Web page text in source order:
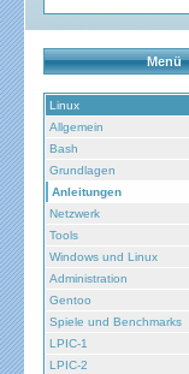
Menü
Linux
Allgemein
Bash
Grundlagen
Anleitungen
Netzwerk
Tools
Windows und Linux
Administration
Gentoo
Spiele und Benchmarks
LPIC-1
LPIC-2